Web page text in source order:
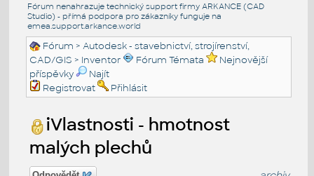
Fórum nenahrazuje technický support firmy ARKANCE (CAD
Studio) - přímá podpora pro zákazníky funguje na
emea.support.arkance.world
Fórum >Autodesk - stavebnictví, strojírenství,
CAD/GIS > Inventor Fórum Témata
Nejnovější
příspěvky
Najít
Registrovat
Přihlásit
iVlastnosti - hmotnost
malých plechů